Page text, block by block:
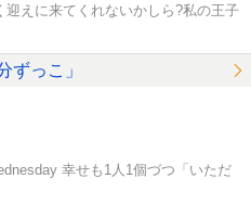
えに来てくれないかしら?私の王子
ずっこ」
幸せも1人1個づつ「いただ